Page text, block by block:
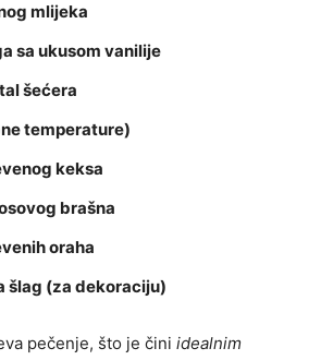
mlijeka
sa ukusom vanilije
šećera
temperature)
keksa
brašna
oraha
šlag (za dekoraciju)
pečenje, što je čini idealnim